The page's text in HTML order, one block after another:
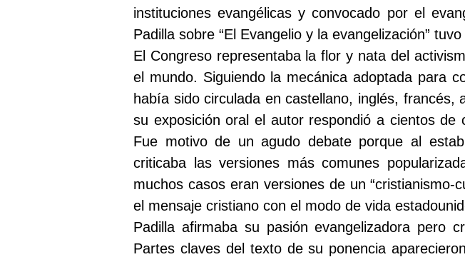
instituciones evangélicas y convocado por el
Padilla sobre “El Evangelio y la evangelización”
El Congreso representaba la flor y nata del
el mundo. Siguiendo la mecánica adoptada para
había sido circulada en castellano, inglés,
su exposición oral el autor respondió a cientos
Fue motivo de un agudo debate porque al
criticaba las versiones más comunes
muchos casos eran versiones de un
el mensaje cristiano con el modo de vida
Padilla afirmaba su pasión evangelizadora pero
Partes claves del texto de su ponencia